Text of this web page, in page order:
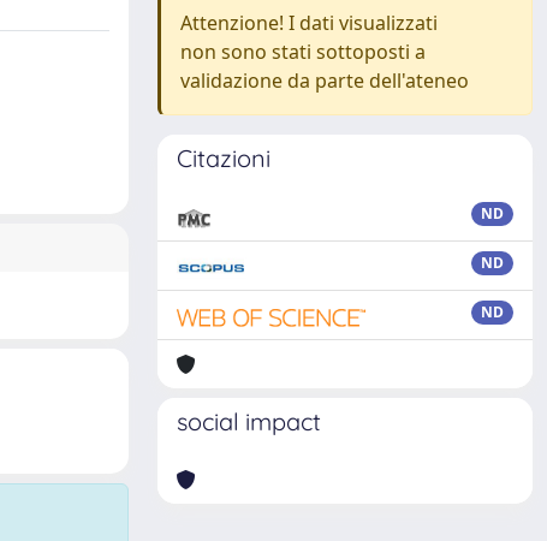
Attenzione! I dati visualizzati
non sono stati sottoposti a
validazione da parte dell'ateneo
Citazioni
ND
ND
ND
social impact